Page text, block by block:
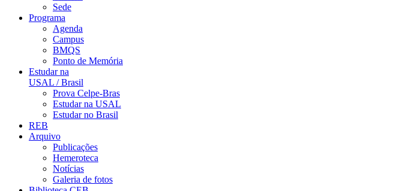
Sede
Programa
Agenda
Campus
BMQS
Ponto de Memória
Estudar na
USAL / Brasil
Prova Celpe-Bras
Estudar na USAL
Estudar no Brasil
REB
Arquivo
Publicações
Hemeroteca
Notícias
Galeria de fotos